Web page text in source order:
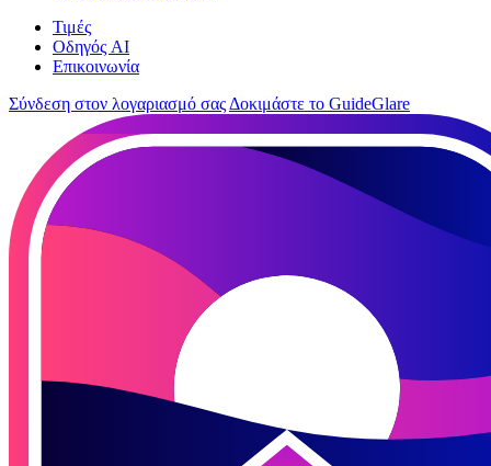
Τιμές
Οδηγός AI
Επικοινωνία
Σύνδεση στον λογαριασμό σας Δοκιμάστε το GuideGlare